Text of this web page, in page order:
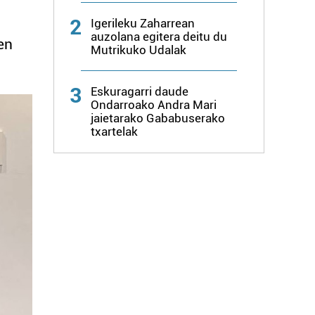
2
Igerileku Zaharrean
auzolana egitera deitu du
Mutrikuko Udalak
3
Eskuragarri daude
Ondarroako Andra Mari
jaietarako Gababuserako
txartelak